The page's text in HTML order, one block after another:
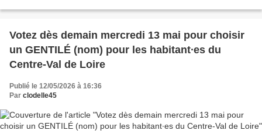
Votez dès demain mercredi 13 mai pour choisir
un GENTILÉ (nom) pour les habitant∙es du
Centre-Val de Loire
Publié le 12/05/2026 à 16:36
Par clodelle45